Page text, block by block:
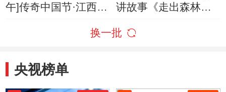
午]传奇中国节·江西弋
讲故事《走出森林的
换一批
央视榜单